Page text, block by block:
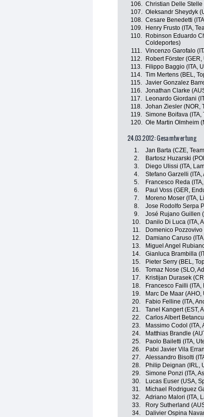
106. Christian Delle Stelle
107. Oleksandr Sheydyk
108. Cesare Benedetti
109.
Henry Frusto (ITA,
110.
Robinson Eduardo
Coldeportes)
111. Vincenzo Garofalo
112.
Robert Förster
113.
Filippo Baggio (ITA,
114. Tim Mertens (BEL,
115. Javier Gonzalez
116. Jonathan Clarke
117.
Leonardo Giordani
118. Johan Ziesler (NOR,
119. Simone Boifava (ITA,
120. Ole Martin Olmheim
24.03.2012: Gesamtwertung
1. Jan Barta (CZE,
2.
Bartosz Huzarski
3.
Diego Ulissi (ITA,
4.
Stefano Garzelli
5.
Francesco Reda
6.
Paul Voss (GER,
7.
Moreno Moser (ITA,
8.
Jose Rodolfo Serpa
9.
José Rujano Guillen
10.
Danilo Di Luca (ITA,
11.
Domenico
12.
Damiano Caruso
13.
Miguel Angel
14.
Gianluca Brambilla
15.
Pieter Serry (BEL,
16.
Tomaz Nose (SLO,
17.
Kristijan Durasek
18.
Francesco Failli
19.
Marc De Maar
20.
Fabio Felline (ITA,
21.
Tanel Kangert (EST,
22.
Carlos Albert
23.
Massimo Codol (ITA,
24.
Matthias Brandle
25.
Paolo Bailetti (ITA,
26.
Patxi Javier Vila
27.
Alessandro Bisolti
28.
Philip Deignan (IRL,
29.
Simone Ponzi (ITA,
30.
Lucas Euser (USA,
31.
Michael Rodriguez
32.
Adriano Malori (ITA,
33.
Rory Sutherland
34.
Dalivier Ospina